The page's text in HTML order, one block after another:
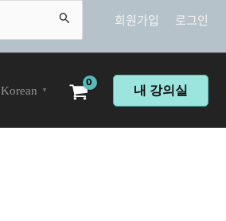
회원가입 로그인
Korean ▼ 내 강의실